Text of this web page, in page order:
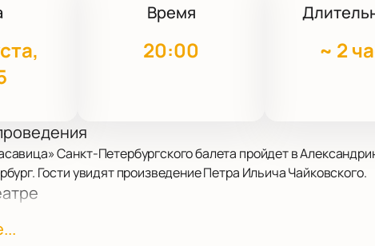
Время
20:00 ~ 2
Санкт-Петербургского балета пройдет в
Гости увидят произведение Петра Ильича Чайковского.
добра и зла. Гастроли Санкт-Петербургского коллектива